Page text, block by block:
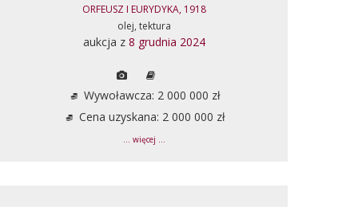
ORFEUSZ I EURYDYKA, 1918
olej, tektura
aukcja z 8 grudnia 2024
Wywoławcza: 2 000 000 zł
Cena uzyskana: 2 000 000 zł
... więcej ...